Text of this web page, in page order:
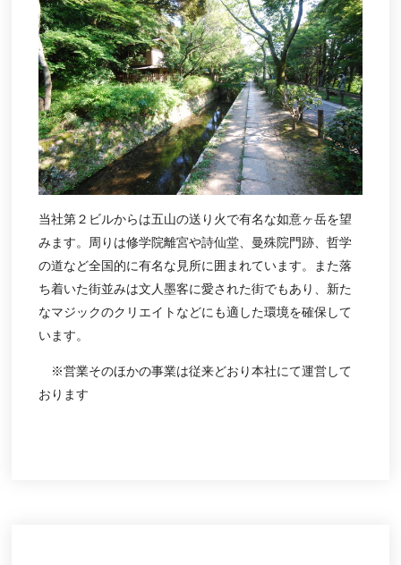
当社第２ビルからは五山の送り火で有名な如意ヶ岳を望
みます。周りは修学院離宮や詩仙堂、曼殊院門跡、哲学
の道など全国的に有名な見所に囲まれています。また落
ち着いた街並みは文人墨客に愛された街でもあり、新た
なマジックのクリエイトなどにも適した環境を確保して
います。
※営業そのほかの事業は従来どおり本社にて運営して
おります